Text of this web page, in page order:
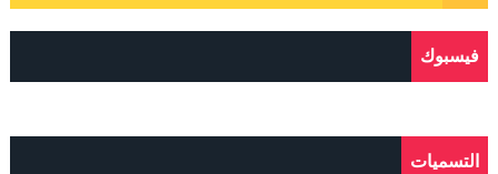
فيسبوك
التسميات